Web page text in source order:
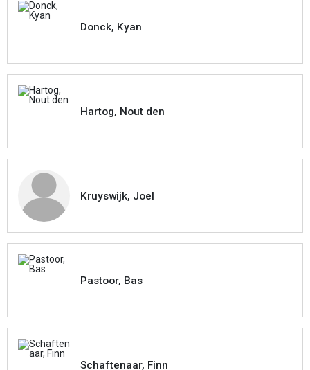
Donck, Kyan
Hartog, Nout den
Kruyswijk, Joel
Pastoor, Bas
Schaftenaar, Finn